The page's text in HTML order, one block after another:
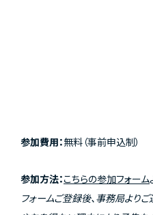
参加費用：無料（事前申込制）
参加方法：こちらの参加フォーム
フォームご登録後、事務局より